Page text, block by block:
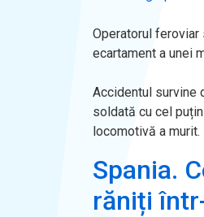
Operatorul
ecartament a unei
Accidentul survine
soldată cu cel
locomotivă a murit.
Spania.
răniți